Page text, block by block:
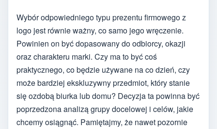
Wybór odpowiedniego typu prezentu firmowego z
logo jest równie ważny, co samo jego wręczenie.
Powinien on być dopasowany do odbiorcy, okazji
oraz charakteru marki. Czy ma to być coś
praktycznego, co będzie używane na co dzień, czy
może bardziej ekskluzywny przedmiot, który stanie
się ozdobą biurka lub domu? Decyzja ta powinna być
poprzedzona analizą grupy docelowej i celów, jakie
chcemy osiągnąć. Pamiętajmy, że nawet pozornie